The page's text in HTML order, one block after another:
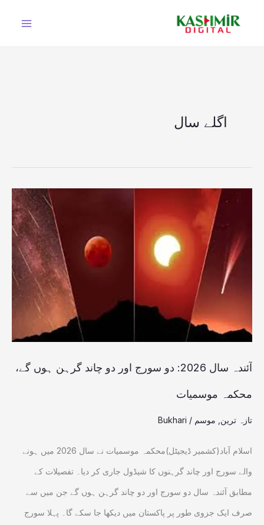
اگلے سال
آئندہ سال 2026: دو سورج اور دو چاند گرہن ہوں گے،
محکمہ موسمیات
تازہ ترین موسم /
Bukhari
اسلام آباد(کشمیر ڈیجیٹل)محکمہ موسمیات نے سال 2026 میں ہونے
والے سورج اور چاند گرہنوں کا شیڈول جاری کر دیا۔ تفصیلات کے
مطابق آئندہ سال دو سورج اور دو چاند گرہن ہوں گے جن میں سے
صرف ایک جزوی طور پر پاکستان میں دیکھا جا سکے گا۔ پہلا سورج
چاند
گرہن
محکمہ
موسمیات